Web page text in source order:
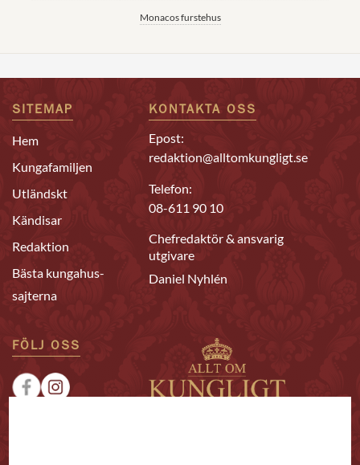
Monacos furstehus
SITEMAP
Hem
Kungafamiljen
Utländskt
Kändisar
Redaktion
Bästa kungahus-
sajterna
KONTAKTA OSS
Epost:
redaktion@alltomkungligt.se
Telefon:
08-611 90 10
Chefredaktör & ansvarig
utgivare
Daniel Nyhlén
FÖLJ OSS